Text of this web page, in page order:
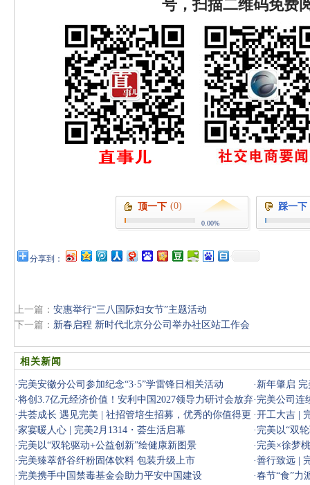
号，扫描二维码免费
顶一下 (0)
0.00%
踩一下
分享到：
上一篇： 安惠举行“三八国际妇女节”主题活动
下一篇： 新春启程 新时代北京分公司举办社区站工作会
相关新闻
· 完美安徽分公司参加纪念“3·5”学雷锋日相关活动 · 新年肇启
·将创3.7亿元经济价值！安利中国2027领导力研讨会放弃
日本落户韩
· 完美公司连
万元
·共荟成长 遇见完美 | 社招管培生招募，优秀的你值得更
大的舞台
·开工大吉 |
·家宴暖人心 | 完美2月1314・荟生活启幕 · 完美以“双
· 完美以“双轮驱动+公益创新”绘健康新图景 · 完美×徐梦
· 完美臻萃舒谷纤粉固体饮料 包装升级上市 ·善行致远 |
· 完美携手中国禁毒基金会助力平安中国建设 ·春节“食”力